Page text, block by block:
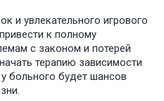
и увлекательного игрового
к полному
с законом и потерей
терапию зависимости
больного будет шансов